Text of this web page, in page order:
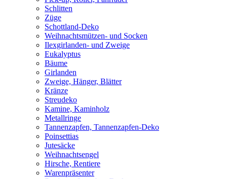
Schlitten
Züge
Schottland-Deko
Weihnachtsmützen- und Socken
Ilexgirlanden- und Zweige
Eukalyptus
Bäume
Girlanden
Zweige, Hänger, Blätter
Kränze
Streudeko
Kamine, Kaminholz
Metallringe
Tannenzapfen, Tannenzapfen-Deko
Poinsettias
Jutesäcke
Weihnachtsengel
Hirsche, Rentiere
Warenpräsenter